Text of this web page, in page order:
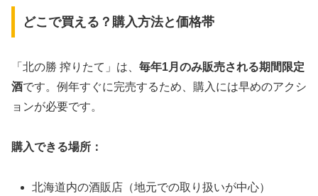
どこで買える？購入方法と価格帯
「北の勝 搾りたて」は、 毎年1月のみ販売される期間限定
酒です。例年すぐに完売するため、購入には早めのアクシ
ョンが必要です。
購入できる場所：
北海道内の酒販店（地元での取り扱いが中心）